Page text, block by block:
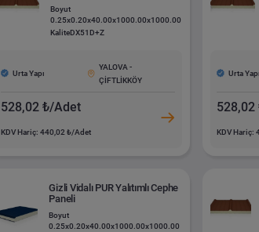
Boyut
0.25x0.20x40.00x1000.00x1000.00
KaliteDX51D+Z
Urta Yapı
YALOVA -
ÇİFTLİKKÖY
528,02 ₺/Adet
KDV Hariç: 440,02 ₺/Adet
Urta Yapı
KDV Hariç:
Gizli Vidalı PUR Yalıtımlı Cephe
Paneli
Boyut
0.25x0.20x40.00x1000.00x1000.00